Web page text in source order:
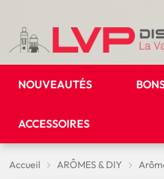
NOUVEAUTÉS
ACCESSOIRES
Accueil ARÔMES & DIY